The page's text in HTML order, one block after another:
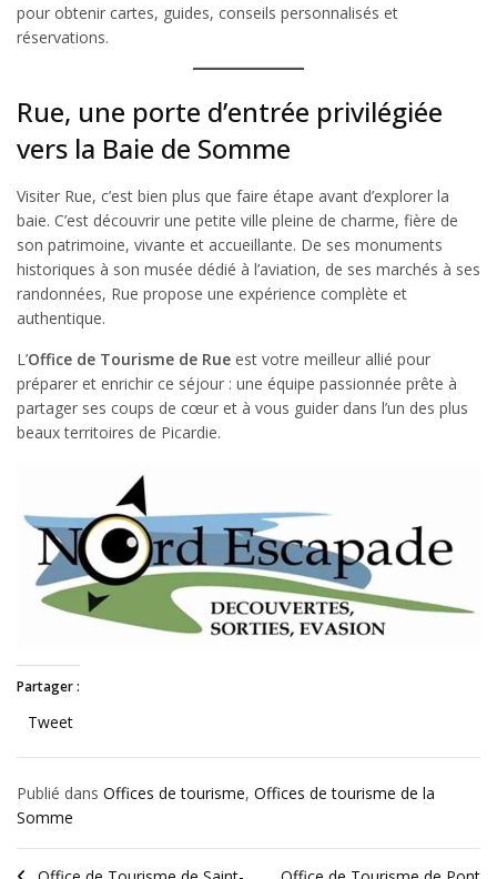
pour obtenir cartes, guides, conseils personnalisés et
réservations.
Rue, une porte d’entrée privilégiée
vers la Baie de Somme
Visiter Rue, c’est bien plus que faire étape avant d’explorer la
baie. C’est découvrir une petite ville pleine de charme, fière de
son patrimoine, vivante et accueillante. De ses monuments
historiques à son musée dédié à l’aviation, de ses marchés à ses
randonnées, Rue propose une expérience complète et
authentique.
L’Office de Tourisme de Rue est votre meilleur allié pour
préparer et enrichir ce séjour : une équipe passionnée prête à
partager ses coups de cœur et à vous guider dans l’un des plus
beaux territoires de Picardie.
Partager :
Tweet
Publié dans Offices de tourisme, Offices de tourisme de la
Somme